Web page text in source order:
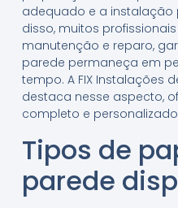
adequado e a instalação
disso, muitos
manutenção e reparo,
parede permaneça em
tempo. A FIX Instalações
destaca nesse aspecto,
completo e
Tipos de
parede